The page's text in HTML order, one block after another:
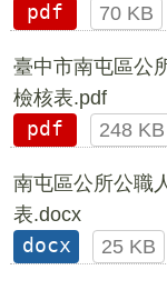
pdf
70 KB
臺中市南屯區公
檢核表.pdf
pdf
248 KB
南屯區公所公職
表.docx
docx
25 KB